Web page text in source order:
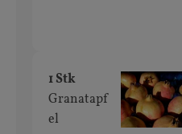
1 Stk
Granatapf
el